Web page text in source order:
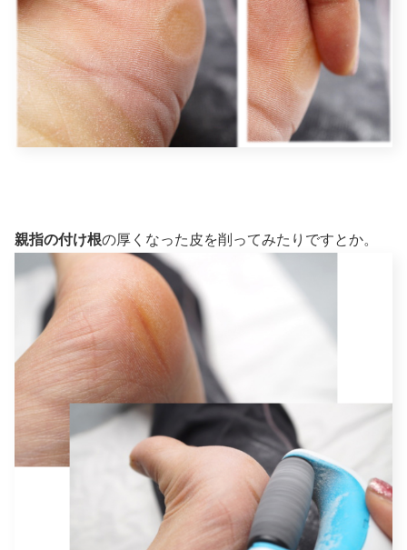
親指の付け根の厚くなった皮を削ってみたりですとか。